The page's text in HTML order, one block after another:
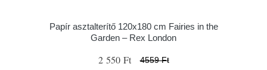
Papír asztalterítő 120x180 cm Fairies in the
Garden – Rex London
2 550 Ft 4559 Ft